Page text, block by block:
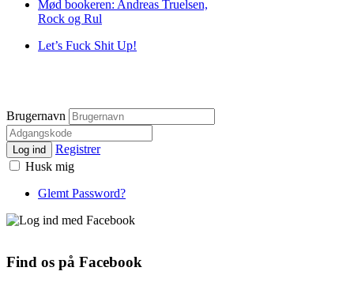
Mød bookeren: Andreas Truelsen,
Rock og Rul
Let’s Fuck Shit Up!
Brugernavn
Log ind
Registrer
Husk mig
Glemt Password?
Find os på Facebook